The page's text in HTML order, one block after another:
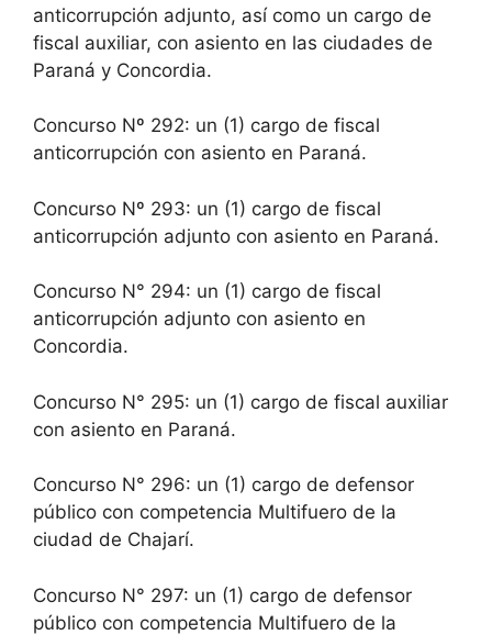
anticorrupción adjunto, así como un cargo de
fiscal auxiliar, con asiento en las ciudades de
Paraná y Concordia.
Concurso Nº 292: un (1) cargo de fiscal
anticorrupción con asiento en Paraná.
Concurso Nº 293: un (1) cargo de fiscal
anticorrupción adjunto con asiento en Paraná.
Concurso N° 294: un (1) cargo de fiscal
anticorrupción adjunto con asiento en
Concordia.
Concurso N° 295: un (1) cargo de fiscal auxiliar
con asiento en Paraná.
Concurso N° 296: un (1) cargo de defensor
público con competencia Multifuero de la
ciudad de Chajarí.
Concurso N° 297: un (1) cargo de defensor
público con competencia Multifuero de la